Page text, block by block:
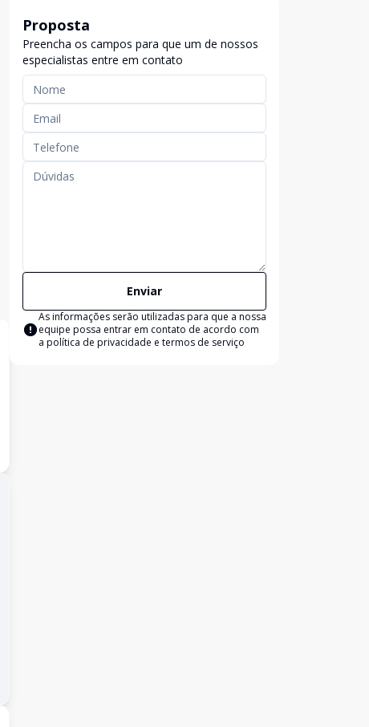
Proposta
Preencha os campos para que um de nossos
especialistas entre em contato
Enviar
As informações serão utilizadas para que a nossa
equipe possa entrar em contato de acordo com
a política de privacidade e termos de serviço